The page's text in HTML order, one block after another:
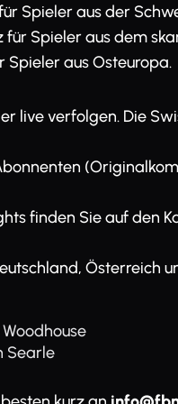
Spieler aus der
für Spieler aus dem
Spieler aus Osteuropa.
live verfolgen. Die
finden Sie auf den
Österreich
Searle